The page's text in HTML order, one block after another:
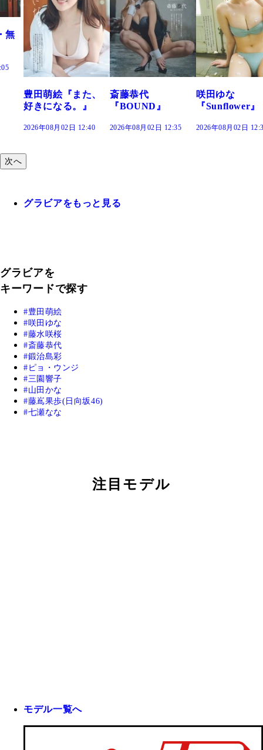
豊田萌絵『また、
好きになる。』
2026年08月02日 12:40
斎藤恭代
『BOUND』
2026年08月02日 12:35
咲田ゆな
『Sunflower』
2026年08月02日
無
次へ
グラビアをもっと見る
グラビアを
キーワードで探す
豊田萌絵
咲田ゆな
藤水咲桜
斎藤恭代
鍛治島彩
ピョ・ウンジ
三園響子
山田かな
藤嶌果歩(日向坂46)
七瀬なな
注目モデル
モデル一覧へ